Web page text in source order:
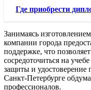
Где приобрести
Занимаясь
компании города
поддержке, что
сосредоточиться на
защиты и удостоверение
Санкт-Петербурге
профессионалов.